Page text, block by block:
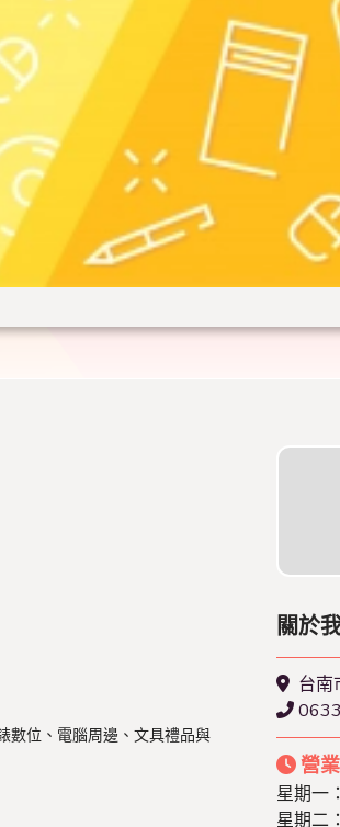
數位、電腦周邊、文具禮品與
關於
台南
營
星期一
星期二